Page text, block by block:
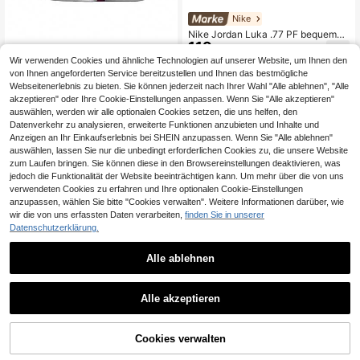
Nike Jordan Luka 3 PF 'Photo Finis
h' modische leichte gepolsterte ruts
chfeste Low-Top Basketballschuhe
für Herren
119,17€
andere Händler
Nike Air Zoom G.T. Cut CROSS beq
ueme Low-Top-Basketballschuhe
Nike
Nike Jordan Luka .77 PF bequeme
vielseitige rutschfeste langanhalten
d Low-Top Freizeitsneaker, Schwar
z, für Herren
119
Nike WITNESS IX EP vielseitige & b
equeme Low-Top Basketballschuh
e für Herren
116
Wir verwenden Cookies und ähnliche Technologien auf unserer Website, um Ihnen den
von Ihnen angeforderten Service bereitzustellen und Ihnen das bestmögliche
Webseitenerlebnis zu bieten. Sie können jederzeit nach Ihrer Wahl "Alle ablehnen", "Alle
akzeptieren" oder Ihre Cookie-Einstellungen anpassen. Wenn Sie "Alle akzeptieren"
auswählen, werden wir alle optionalen Cookies setzen, die uns helfen, den
Datenverkehr zu analysieren, erweiterte Funktionen anzubieten und Inhalte und
Anzeigen an Ihr Einkaufserlebnis bei SHEIN anzupassen. Wenn Sie "Alle ablehnen"
auswählen, lassen Sie nur die unbedingt erforderlichen Cookies zu, die unsere Website
zum Laufen bringen. Sie können diese in den Browsereinstellungen deaktivieren, was
jedoch die Funktionalität der Website beeinträchtigen kann. Um mehr über die von uns
verwendeten Cookies zu erfahren und Ihre optionalen Cookie-Einstellungen
anzupassen, wählen Sie bitte "Cookies verwalten". Weitere Informationen darüber, wie
wir die von uns erfassten Daten verarbeiten, finden Sie in unserer
Datenschutzerklärung.
Alle ablehnen
Alle akzeptieren
Cookies verwalten